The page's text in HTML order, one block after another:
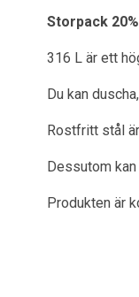
Storpack
316 L är ett
Du kan
Rostfritt stål
Dessutom
Produkten är